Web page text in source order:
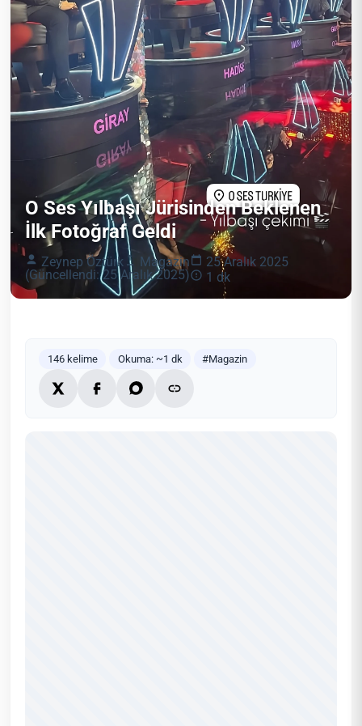
O Ses Yılbaşı Jürisinden Beklenen
İlk Fotoğraf Geldi
Zeynep Öztürk Magazin
25 Aralık 2025
(Güncellendi: 25 Aralık 2025)
1 dk
146 kelime Okuma: ~1 dk #Magazin